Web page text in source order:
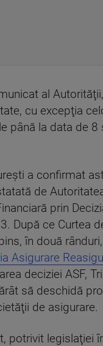
al
cu excepţia
până la data de 8
a confirmat
de
prin
După ce Curtea
în două
Asigurare
deciziei ASF,
să deschidă
de asigurare.
potrivit legislaţiei